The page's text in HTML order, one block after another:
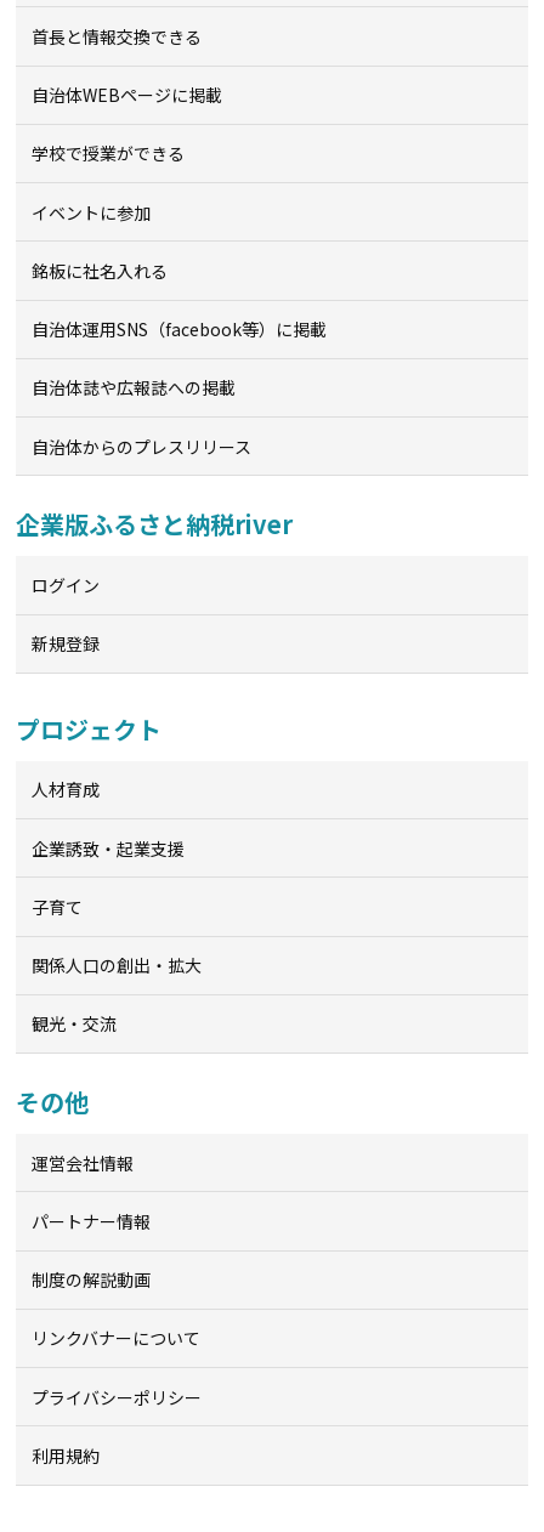
首長と情報交換できる
自治体WEBページに掲載
学校で授業ができる
イベントに参加
銘板に社名入れる
自治体運用SNS（facebook等）に掲載
自治体誌や広報誌への掲載
自治体からのプレスリリース
企業版ふるさと納税river
ログイン
新規登録
プロジェクト
人材育成
企業誘致・起業支援
子育て
関係人口の創出・拡大
観光・交流
その他
運営会社情報
パートナー情報
制度の解説動画
リンクバナーについて
プライバシーポリシー
利用規約